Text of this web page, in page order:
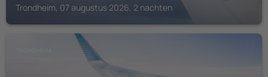
Trondheim, 07 augustus 2026, 2 nachten